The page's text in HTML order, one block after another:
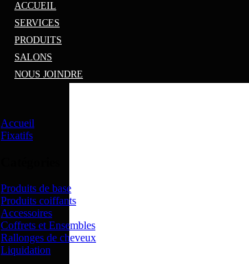
ACCUEIL
SERVICES
PRODUITS
SALONS
NOUS JOINDRE
Accueil
Fixatifs
Produits de base
Produits coiffants
Accessoires
Coffrets et Ensembles
Rallonges de cheveux
Liquidation